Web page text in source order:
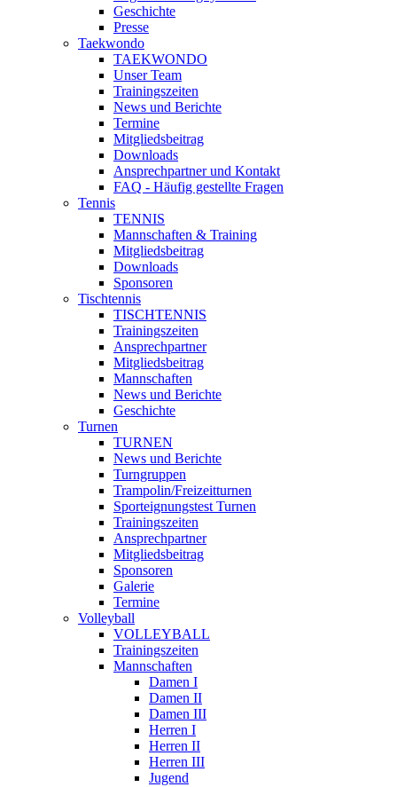
Geschichte
Presse
Taekwondo
TAEKWONDO
Unser Team
Trainingszeiten
News und Berichte
Termine
Mitgliedsbeitrag
Downloads
Ansprechpartner und Kontakt
FAQ - Häufig gestellte Fragen
Tennis
TENNIS
Mannschaften & Training
Mitgliedsbeitrag
Downloads
Sponsoren
Tischtennis
TISCHTENNIS
Trainingszeiten
Ansprechpartner
Mitgliedsbeitrag
Mannschaften
News und Berichte
Geschichte
Turnen
TURNEN
News und Berichte
Turngruppen
Trampolin/Freizeitturnen
Sporteignungstest Turnen
Trainingszeiten
Ansprechpartner
Mitgliedsbeitrag
Sponsoren
Galerie
Termine
Volleyball
VOLLEYBALL
Trainingszeiten
Mannschaften
Damen I
Damen II
Damen III
Herren I
Herren II
Herren III
Jugend